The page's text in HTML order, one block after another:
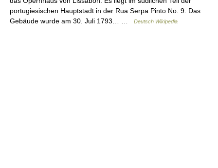
portugiesischen Hauptstadt in der Rua Serpa Pinto No. 9. Das
Gebäude wurde am 30. Juli 1793… …
Deutsch Wikipedia